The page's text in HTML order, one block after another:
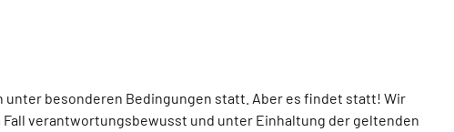
unter besonderen Bedingungen statt. Aber es findet statt! Wir
verantwortungsbewusst und unter Einhaltung der geltenden